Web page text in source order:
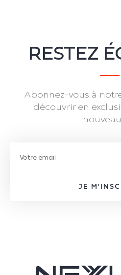
RESTEZ
Abonnez-vous à
découvrir en
JE